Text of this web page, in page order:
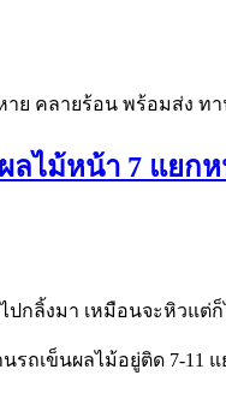
ย คลายร้อน พร้อมส่ง ทา
ลไม้หน้า 7 แยก
กลิ้งมา เหมือนจะหิวแ
รถเข็นผลไม้อยู่ติด 7-11